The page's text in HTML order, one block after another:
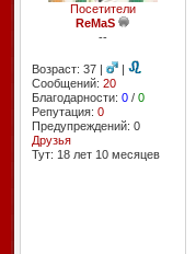
Посетители
ReMaS
--
Возраст: 37 |
|
Сообщений: 20
Благодарности: 0/ 0
Репутация: 0
Предупреждений: 0
Друзья
Тут: 18 лет 10 месяцев